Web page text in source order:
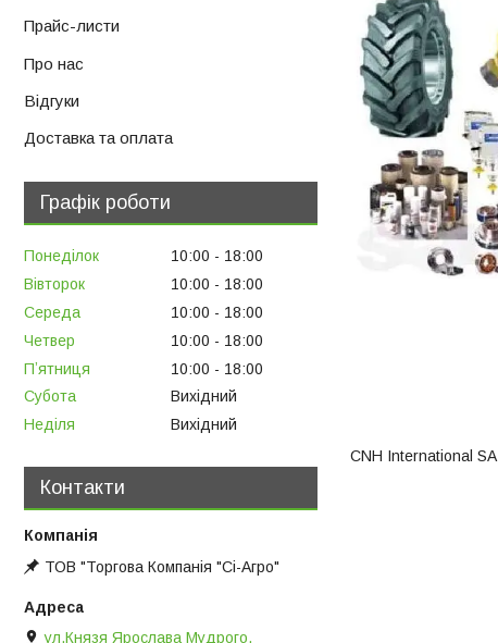
CNH International SA
Прайс-листи
Про нас
Відгуки
Доставка та оплата
Графік роботи
Понеділок 10:00
18:00
Вівторок
10:00
18:00
Середа
10:00
18:00
Четвер
10:00
18:00
Пʼятниця
10:00
18:00
Субота
Вихідний
Неділя
Вихідний
Контакти
ТОВ "Торгова Компанія "Сі-Агро"
ул.Князя Ярослава Мудрого,